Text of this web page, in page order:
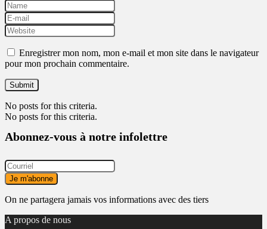
Enregistrer mon nom, mon e-mail et mon site dans le navigateur
pour mon prochain commentaire.
No posts for this criteria.
No posts for this criteria.
Abonnez-vous à notre infolettre
On ne partagera jamais vos informations avec des tiers
A propos de nous